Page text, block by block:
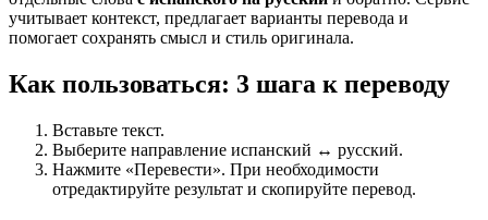
учитывает контекст, предлагает варианты перевода и
помогает сохранять смысл и стиль оригинала.
Как пользоваться: 3 шага к переводу
Вставьте текст.
Выберите направление испанский ↔ русский.
Нажмите «Перевести». При необходимости
отредактируйте результат и скопируйте перевод.